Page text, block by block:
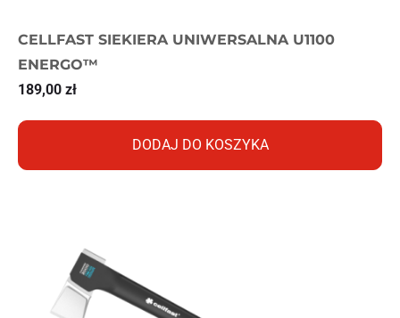
CELLFAST SIEKIERA UNIWERSALNA U1100
ENERGO™
189,00 zł
DODAJ DO KOSZYKA